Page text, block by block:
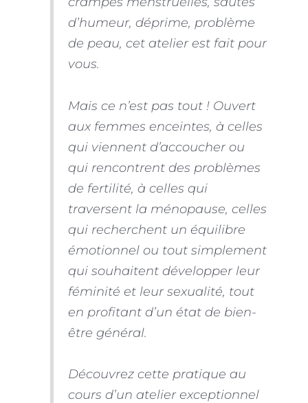
d’humeur, déprime, problème
de peau, cet atelier est fait pour
vous.
Mais ce n’est pas tout ! Ouvert
aux femmes enceintes, à celles
qui viennent d’accoucher ou
qui rencontrent des problèmes
de fertilité, à celles qui
traversent la ménopause, celles
qui recherchent un équilibre
émotionnel ou tout simplement
qui souhaitent développer leur
féminité et leur sexualité, tout
en profitant d’un état de bien-
être général.
Découvrez cette pratique au
cours d’un atelier exceptionnel